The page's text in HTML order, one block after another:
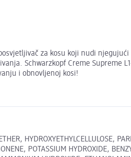
za kosu koji nudi
Schwarzkopf Creme Supreme
i obnovljenoj kosi!
HYDROXYETHYLCELLULOSE,
POTASSIUM HYDROXIDE,